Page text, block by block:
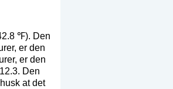
℉). Den
er den
er den
Den
at det